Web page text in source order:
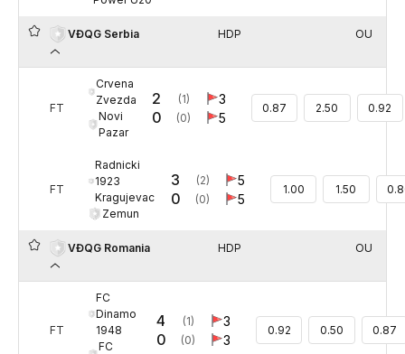
VĐQG Serbia HDP OU
FT
Crvena
Zvezda
Novi
Pazar
2
0
(1)
(0)
3
5
0.87 2.50 0.92
FT
Radnicki
1923
Kragujevac
Zemun
3
0
(2)
(0)
5
5
1.00 1.50
VĐQG Romania HDP OU
FT
FC
Dinamo
1948
FC
4
0
(1)
(0)
3
3
0.92 0.50 0.87